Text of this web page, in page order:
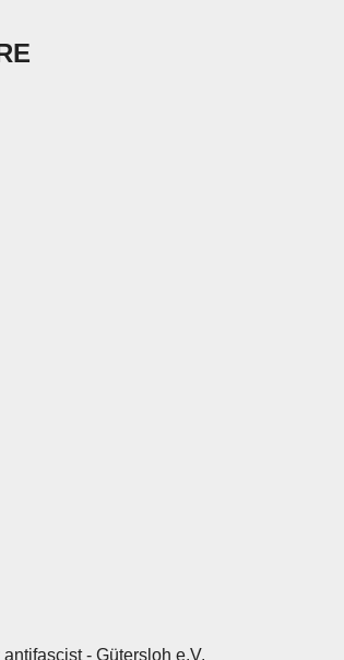
- Gütersloh e.V.